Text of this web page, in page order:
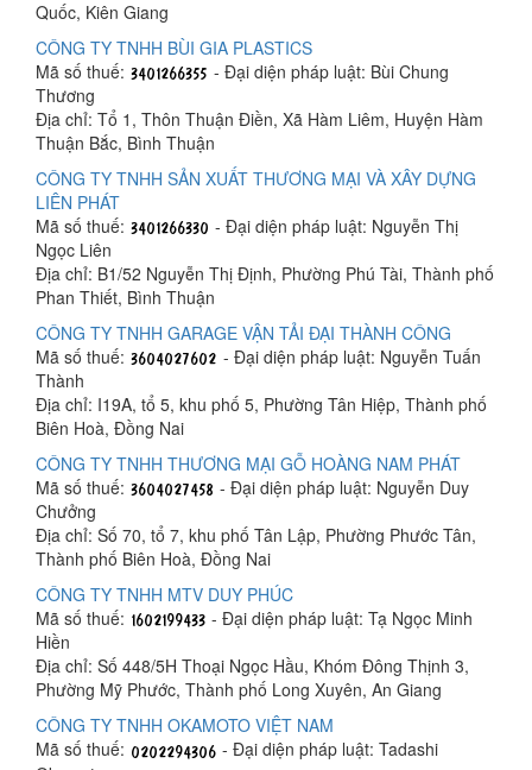
Quốc, Kiên Giang
CÔNG TY TNHH BÙI GIA PLASTICS
Mã số thuế:
- Đại diện pháp luật: Bùi Chung
Thương
Địa chỉ: Tổ 1, Thôn Thuận Điền, Xã Hàm Liêm, Huyện Hàm
Thuận Bắc, Bình Thuận
CÔNG TY TNHH SẢN XUẤT THƯƠNG MẠI VÀ XÂY DỰNG
LIÊN PHÁT
Mã số thuế:
- Đại diện pháp luật: Nguyễn Thị
Ngọc Liên
Địa chỉ: B1/52 Nguyễn Thị Định, Phường Phú Tài, Thành phố
Phan Thiết, Bình Thuận
CÔNG TY TNHH GARAGE VẬN TẢI ĐẠI THÀNH CÔNG
Mã số thuế:
- Đại diện pháp luật: Nguyễn Tuấn
Thành
Địa chỉ: I19A, tổ 5, khu phố 5, Phường Tân Hiệp, Thành phố
Biên Hoà, Đồng Nai
CÔNG TY TNHH THƯƠNG MẠI GỖ HOÀNG NAM PHÁT
Mã số thuế:
- Đại diện pháp luật: Nguyễn Duy
Chưởng
Địa chỉ: Số 70, tổ 7, khu phố Tân Lập, Phường Phước Tân,
Thành phố Biên Hoà, Đồng Nai
CÔNG TY TNHH MTV DUY PHÚC
Mã số thuế:
- Đại diện pháp luật: Tạ Ngọc Minh
Hiền
Địa chỉ: Số 448/5H Thoại Ngọc Hầu, Khóm Đông Thịnh 3,
Phường Mỹ Phước, Thành phố Long Xuyên, An Giang
CÔNG TY TNHH OKAMOTO VIỆT NAM
Mã số thuế:
- Đại diện pháp luật: Tadashi